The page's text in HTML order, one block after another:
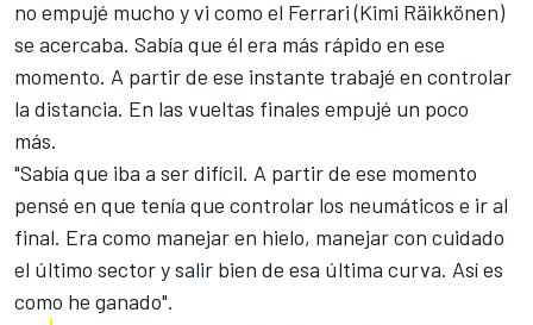
no empujé mucho y vi como el Ferrari (Kimi Räikkönen)
se acercaba. Sabía que él era más rápido en ese
momento. A partir de ese instante trabajé en controlar
la distancia. En las vueltas finales empujé un poco
más.
"Sabía que iba a ser difícil. A partir de ese momento
pensé en que tenía que controlar los neumáticos e ir al
final. Era como manejar en hielo, manejar con cuidado
el último sector y salir bien de esa última curva. Así es
como he ganado".